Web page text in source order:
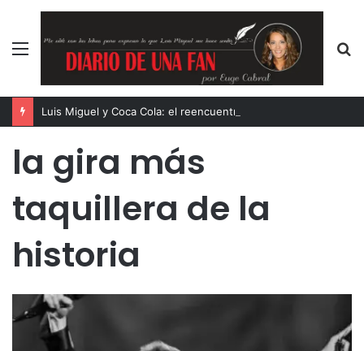
Menú
la gira más
taquillera de la
historia